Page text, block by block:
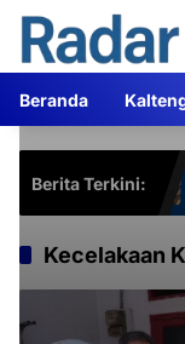
Langsung
konten
Beranda
Berita Terkini:
Gardu
Lebih
Kecelakaan